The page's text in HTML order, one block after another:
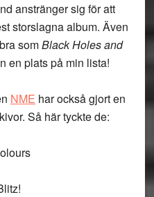
anstränger sig för att
storslagna album. Även
somBlack Holes and
en plats på min lista!
NME har också gjort en
Så här tyckte de: